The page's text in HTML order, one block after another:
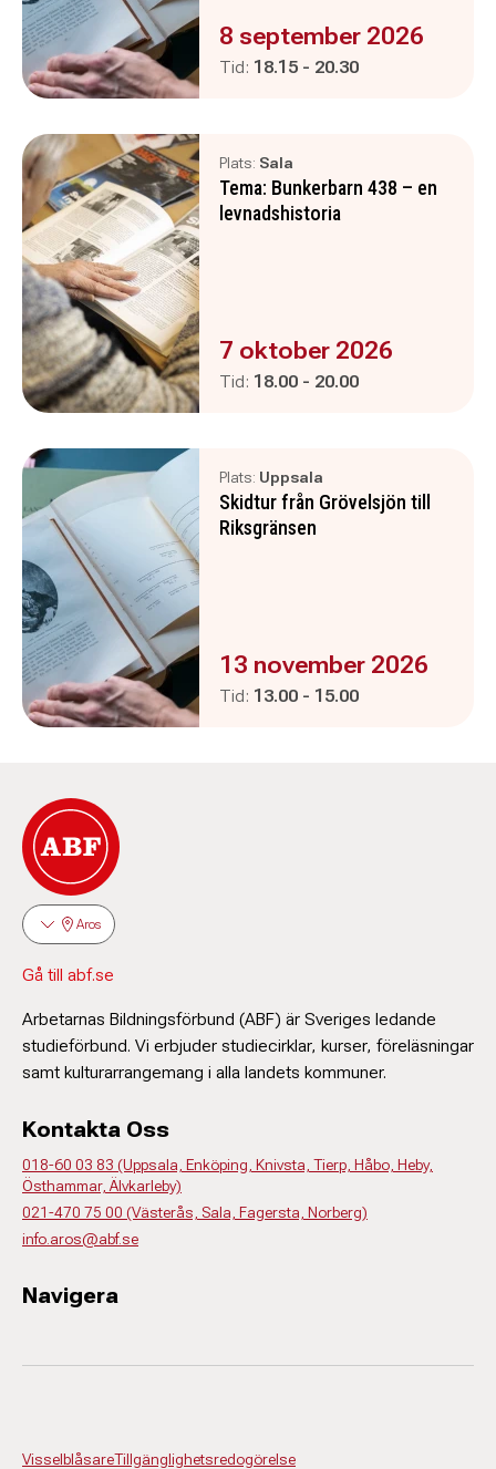
Evenemanget är :
8 september 2026
Tid: Pågår mellan
18.15 - och
20.30
Plats: Sala
Tema: Bunkerbarn 438 – en
levnadshistoria
Evenemanget är :
7 oktober 2026
Tid: Pågår mellan
18.00 - och
20.00
Plats: Uppsala
Skidtur från Grövelsjön till
Riksgränsen
Evenemanget är :
13 november 2026
Tid: Pågår mellan
13.00 - och
15.00
Aros
Gå till abf.se
Arbetarnas Bildningsförbund (ABF) är Sveriges ledande
studieförbund. Vi erbjuder studiecirklar, kurser, föreläsningar
samt kulturarrangemang i alla landets kommuner.
Kontakta Oss
018-60 03 83 (Uppsala, Enköping, Knivsta, Tierp, Håbo, Heby,
Östhammar, Älvkarleby)
021-470 75 00 (Västerås, Sala, Fagersta, Norberg)
info.aros@abf.se
Navigera
VisselblåsareTillgänglighetsredogörelse